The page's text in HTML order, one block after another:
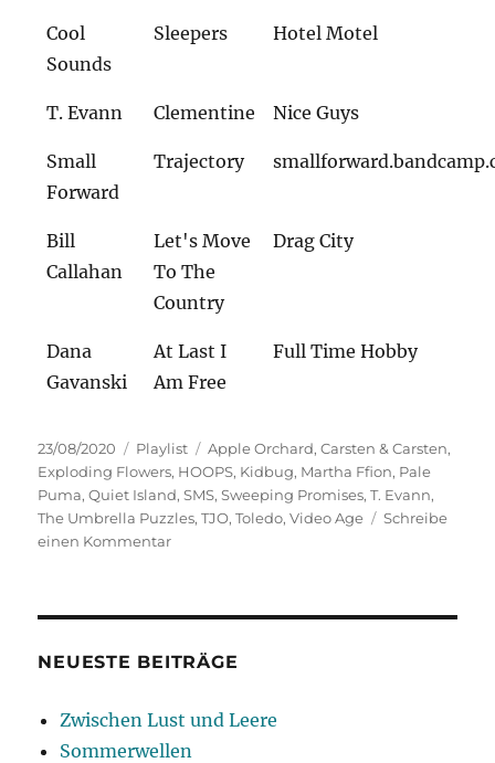
Cool
Sounds
Sleepers Hotel Motel
T. Evann Clementine Nice Guys
Small
Forward
Trajectory
Bill
Callahan
Let's Move
To The
Country
Drag City
Dana
Gavanski
At Last I
Am Free
Full Time Hobby
Veröffentlicht
am
23/08/2020 Kategorien
Playlist Schlagwörter
Apple Orchard,Carsten & Carsten,
Exploding Flowers, HOOPS, Kidbug, Martha Ffion, Pale
Puma,Quiet Island,SMS,Sweeping Promises,T. Evann,
The Umbrella Puzzles,TJO,Toledo,Video Age
Schreibe
einen Kommentarzu
NEUESTE BEITRÄGE
Zwischen Lust und Leere
Sommerwellen